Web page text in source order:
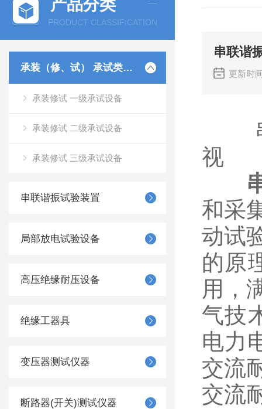
产品分类
PRODUCT CLASSIFICATION
承装（修、试） 承试类仪器
承装修试 一级承试设备
承装修试 二级承试设备
承装修试 三级承试设备
串联谐振试验装置
局部放电试验设备
高压绝缘耐压设备
绝缘工器具
变压器测试仪器
断路器(开关)测试仪器
串联谐
更新时
串
视
和采
动试
的原
用，
气技
电力
交流
交流